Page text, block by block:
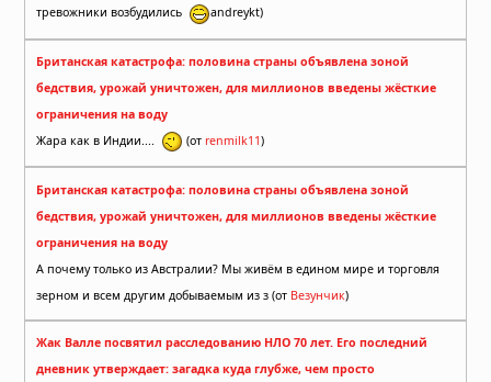
тревожники возбудились
andreykt)
Британская катастрофа: половина страны объявлена зоной
бедствия, урожай уничтожен, для миллионов введены жёсткие
ограничения на воду
Жара как в Индии....
(от renmilk11)
Британская катастрофа: половина страны объявлена зоной
бедствия, урожай уничтожен, для миллионов введены жёсткие
ограничения на воду
А почему только из Австралии? Мы живём в едином мире и торговля
зерном и всем другим добываемым из з (от Везунчик)
Жак Валле посвятил расследованию НЛО 70 лет. Его последний
дневник утверждает: загадка куда глубже, чем просто